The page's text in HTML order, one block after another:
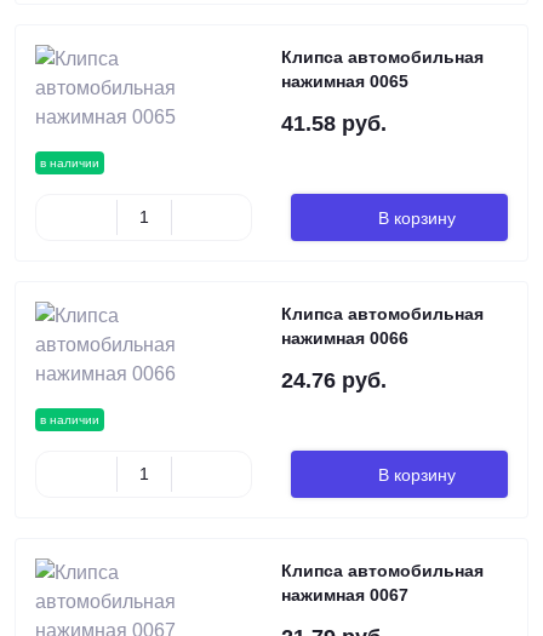
в наличии
Клипса автомобильная
нажимная 0065
41.58 руб.
В корзину
в наличии
Клипса автомобильная
нажимная 0066
24.76 руб.
В корзину
Клипса автомобильная
нажимная 0067